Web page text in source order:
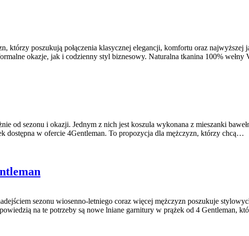
którzy poszukują połączenia klasycznej elegancji, komfortu oraz najwyższej
okazje, jak i codzienny styl biznesowy. Naturalna tkanina 100%
od sezonu i okazji. Jednym z nich jest koszula wykonana z mieszanki
dostępna w ofercie 4Gentleman. To propozycja dla mężczyzn, którzy chcą…
sezonu wiosenno-letniego coraz więcej mężczyzn poszukuje
na te potrzeby są nowe lniane garnitury w prążek od 4 Gentleman,